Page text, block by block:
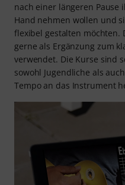
nach einer längeren
Hand nehmen wollen und
flexibel gestalten möchten.
gerne als Ergänzung zum
verwendet. Die Kurse sind
sowohl Jugendliche als
Tempo an das Instrument